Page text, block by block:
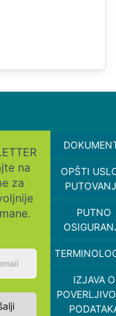
na
za
OPŠTI
PUTNO
IZJAVA O